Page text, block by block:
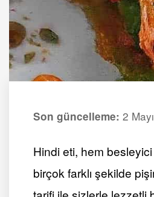
Son güncelleme: 2
Hindi eti, hem
birçok farklı şekilde